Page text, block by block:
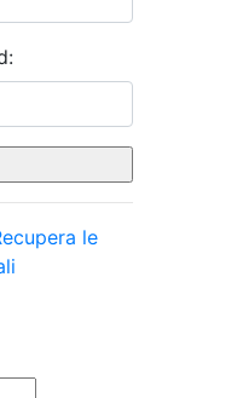
le